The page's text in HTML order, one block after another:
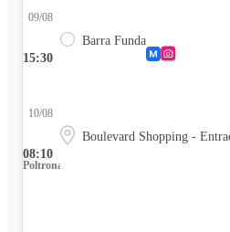
15:30
09/08
Barra Funda
08:10
10/08
Boulevard Shopping -
Poltrona